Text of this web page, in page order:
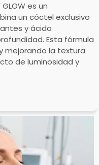
es un
un cóctel exclusivo
y ácido
Esta fórmula
mejorando la textura
de luminosidad y